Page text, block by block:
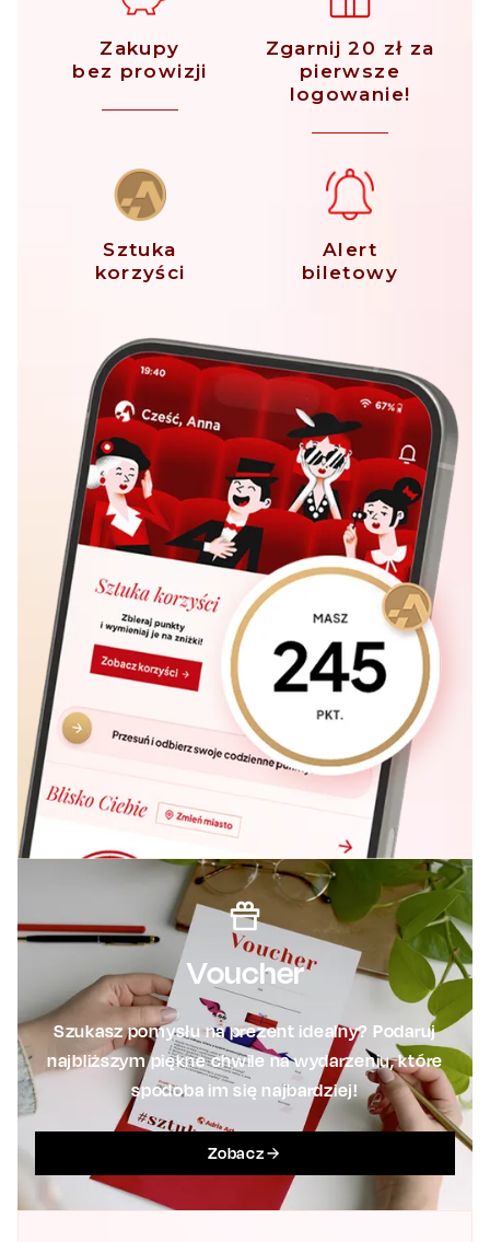
Zakupy
bez prowizji
Zgarnij 20 zł za
pierwsze
logowanie!
Sztuka
korzyści
Alert
biletowy
Voucher
Szukasz pomysłu na prezent idealny? Podaruj
najbliższym piękne chwile na wydarzeniu, które
spodoba im się najbardziej!
Zobacz